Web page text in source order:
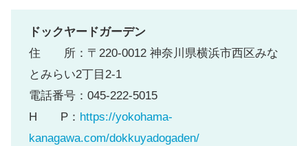
ドックヤードガーデン
住 所：〒220-0012 神奈川県横浜市西区みな
とみらい2丁目2-1
電話番号：045-222-5015
H P： https://yokohama-
kanagawa.com/dokkuyadogaden/